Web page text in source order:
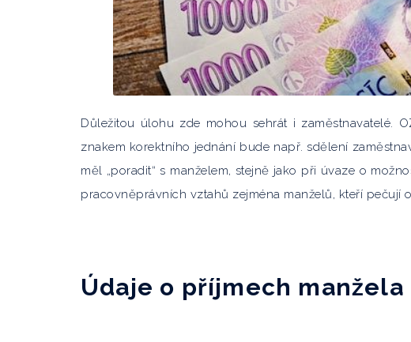
Důležitou úlohu zde mohou sehrát i zaměstnavatelé.
znakem korektního jednání bude např. sdělení
měl „poradit“ s manželem, stejně jako při úvaze o
pracovněprávních vztahů zejména manželů, kteří pečují
Údaje o příjmech manžela